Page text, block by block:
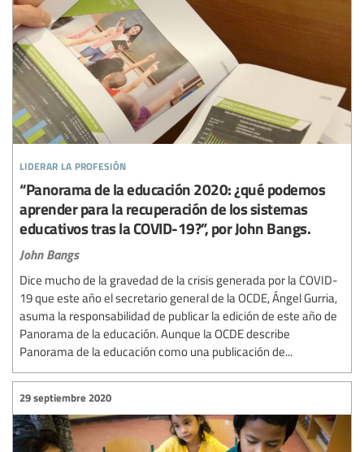
liderar la profesión
“Panorama de la educación 2020: ¿qué podemos
aprender para la recuperación de los sistemas
educativos tras la COVID-19?”, por John Bangs.
John Bangs
Dice mucho de la gravedad de la crisis generada por la COVID-
19 que este año el secretario general de la OCDE, Ángel Gurria,
asuma la responsabilidad de publicar la edición de este año de
Panorama de la educación. Aunque la OCDE describe
Panorama de la educación como una publicación de...
29 septiembre 2020